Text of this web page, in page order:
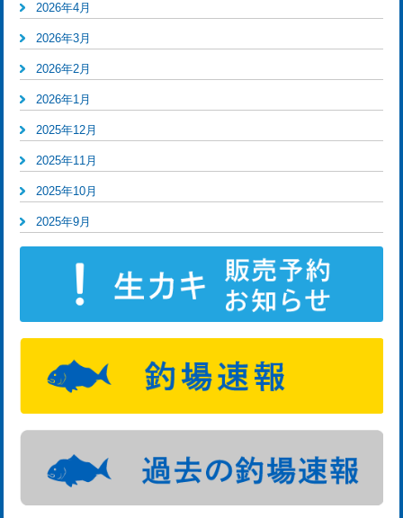
2026年4月
2026年3月
2026年2月
2026年1月
2025年12月
2025年11月
2025年10月
2025年9月